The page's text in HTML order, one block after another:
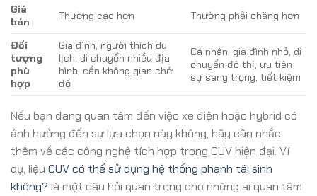
Giá
bán
Thường cao hơn Thường phải chăng hơn
Đối
tượng
phù
hợp
Gia đình, người thích du
lịch, di chuyển nhiều địa
hình, cần không gian chở
đồ
Cá nhân, gia đình nhỏ, di
chuyển đô thị, ưu tiên
sự sang trọng, tiết kiệm
Nếu bạn đang quan tâm đến việc xe điện hoặc hybrid có
ảnh hưởng đến sự lựa chọn này không, hãy cân nhắc
thêm về các công nghệ tích hợp trong CUV hiện đại. Ví
dụ, liệu CUV có thể sử dụng hệ thống phanh tái sinh
không? là một câu hỏi quan trọng cho những ai quan tâm